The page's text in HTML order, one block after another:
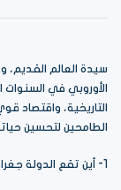
سيدة العالم القديم،
الأوروبي في السنوات
التاريخية، واقتصاد
الطامحين لتحسين
1- أين تقع الدولة جغرافيا؟